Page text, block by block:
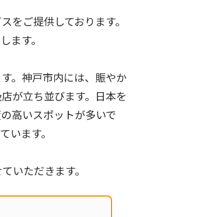
をご提供しております。
ます。
。神戸市内には、賑やか
が立ち並びます。日本を
高いスポットが多いで
います。
いただきます。